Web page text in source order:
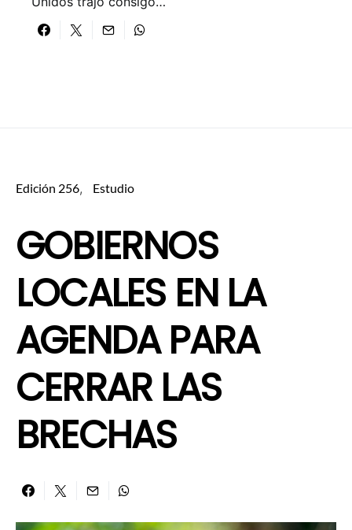
Edición 256 Estudio
GOBIERNOS
LOCALES EN LA
AGENDA PARA
CERRAR LAS
BRECHAS